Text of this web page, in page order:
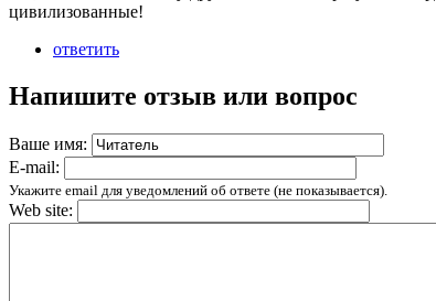
цивилизованные!
ответить
Напишите отзыв или вопрос
Ваше имя:
E-mail:
Укажите email для уведомлений об ответе (не показывается).
Web site: